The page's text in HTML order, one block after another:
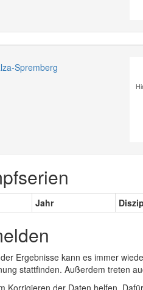
Spremberg
Jahr
Ergebnisse kann es immer
stattfinden. Außerdem treten
Korrigieren der Daten helfen.